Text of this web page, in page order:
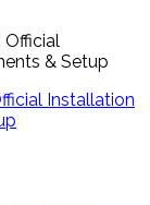
Installation